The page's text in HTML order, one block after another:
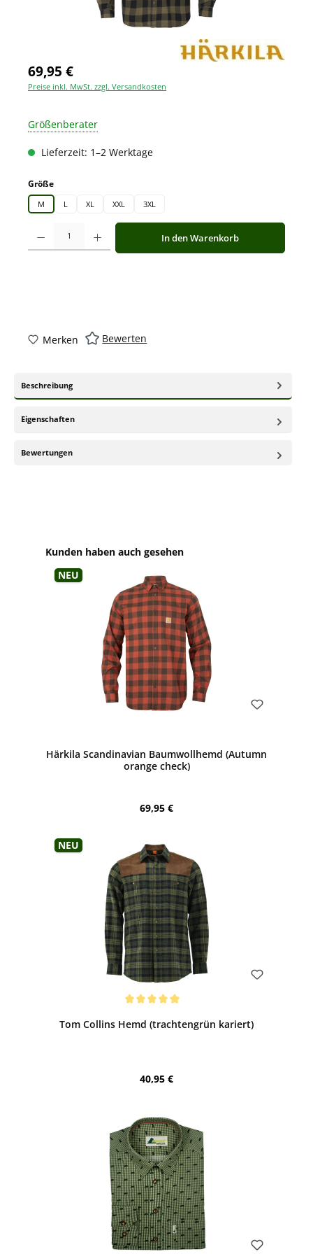
69,95 €
Preise inkl. MwSt. zzgl. Versandkosten
Größenberater
Lieferzeit: 1–2 Werktage
Größeauswählen
M L XL XXL 3XL
Produkt Anzahl: Gib den gewünschten Wert ein oder benutze die
In den Warenkorb
Merken Bewerten
Beschreibung
Eigenschaften
Bewertungen
Produktgalerie überspringen
Kunden haben auch gesehen
Neu
Härkila Scandinavian Baumwollhemd (Autumn
orange check)
Regulärer Preis:
69,95 €
Neu
Tom Collins Hemd (trachtengrün kariert)
Regulärer Preis:
40,95 €